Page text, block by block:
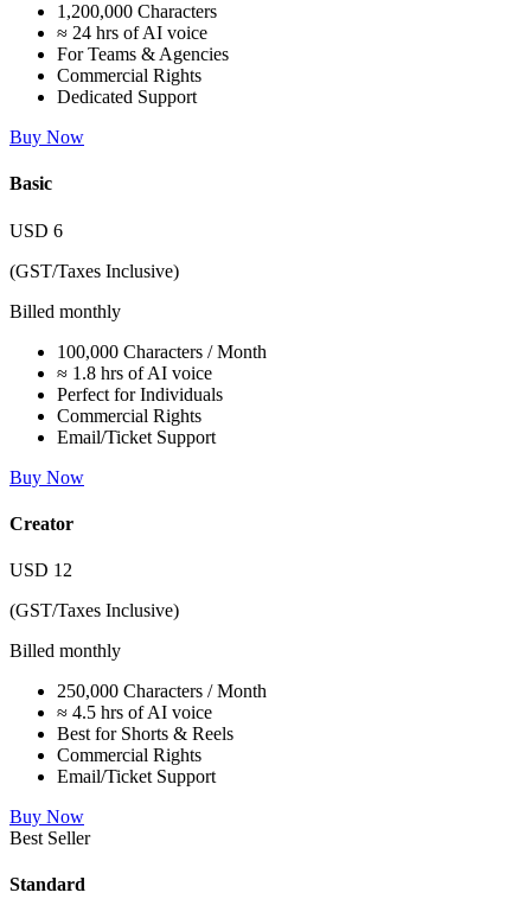
1,200,000 Characters
≈ 24 hrs of AI voice
For Teams & Agencies
Commercial Rights
Dedicated Support
Buy Now
Basic
USD 6
(GST/Taxes Inclusive)
Billed monthly
100,000 Characters / Month
≈ 1.8 hrs of AI voice
Perfect for Individuals
Commercial Rights
Email/Ticket Support
Buy Now
Creator
USD 12
(GST/Taxes Inclusive)
Billed monthly
250,000 Characters / Month
≈ 4.5 hrs of AI voice
Best for Shorts & Reels
Commercial Rights
Email/Ticket Support
Buy Now
Best Seller
Standard